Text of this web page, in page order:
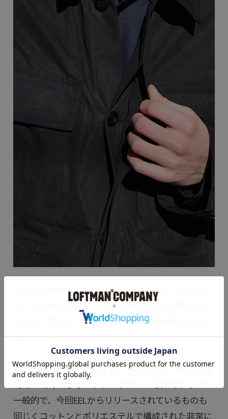
前身頃に備わる4つのフラップポケット、アジャス
タブル仕様のカフス、そして雨風の浸入を防ぐ役割
を担う二重仕立てのフライフロントが特徴的なディ
ティール。
高温多湿な地域で着用することを想定し、軽量で速
一般的で、今回EELからリリースされているものも
同じくコットンとポリエステルで構成された非常に